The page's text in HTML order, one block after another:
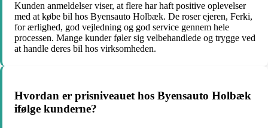
Kunden anmeldelser viser, at flere har haft positive oplevelser
med at købe bil hos Byensauto Holbæk. De roser ejeren, Ferki,
for ærlighed, god vejledning og god service gennem hele
processen. Mange kunder føler sig velbehandlede og trygge ved
at handle deres bil hos virksomheden.
Hvordan er prisniveauet hos Byensauto Holbæk
ifølge kunderne?